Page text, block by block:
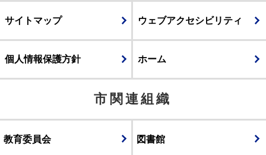
サイトマップ ウェブアクセシビリティ
個人情報保護方針 ホーム
市関連組織
教育委員会 図書館